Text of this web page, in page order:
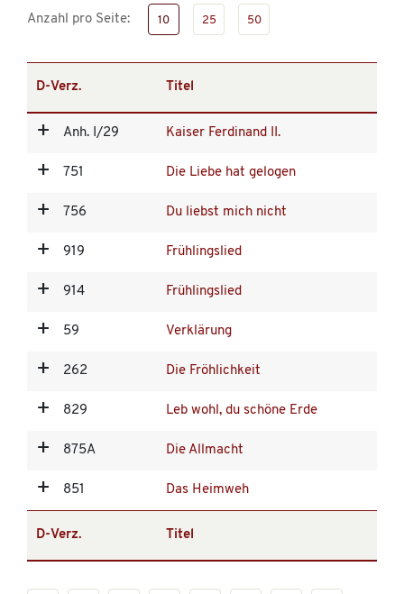
Anzahl pro Seite: 10 25 50
D-Verz. Titel
Anh. I/29 Kaiser Ferdinand II.
751 Die Liebe hat gelogen
756 Du liebst mich nicht
919 Frühlingslied
914 Frühlingslied
59 Verklärung
262 Die Fröhlichkeit
829 Leb wohl, du schöne Erde
875A Die Allmacht
851 Das Heimweh
D-Verz. Titel